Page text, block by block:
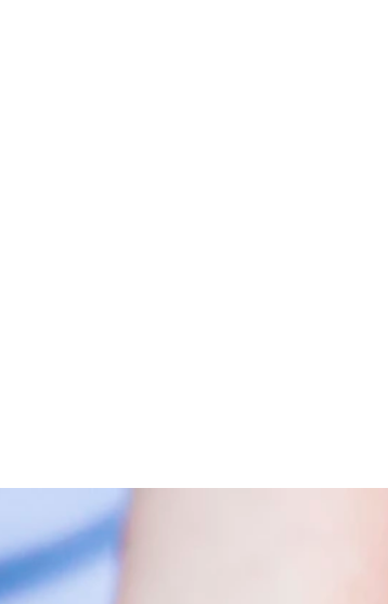
Med sina 14 våningar och 97 rum, spa
Totalt levererades 319 fönster av
levererat elcentralfronter, glaspartier
projekt som Hotell Kust. Det är ju något
är det ett referensobjekt som inte går
mycket bra” säger Jacob Larsson